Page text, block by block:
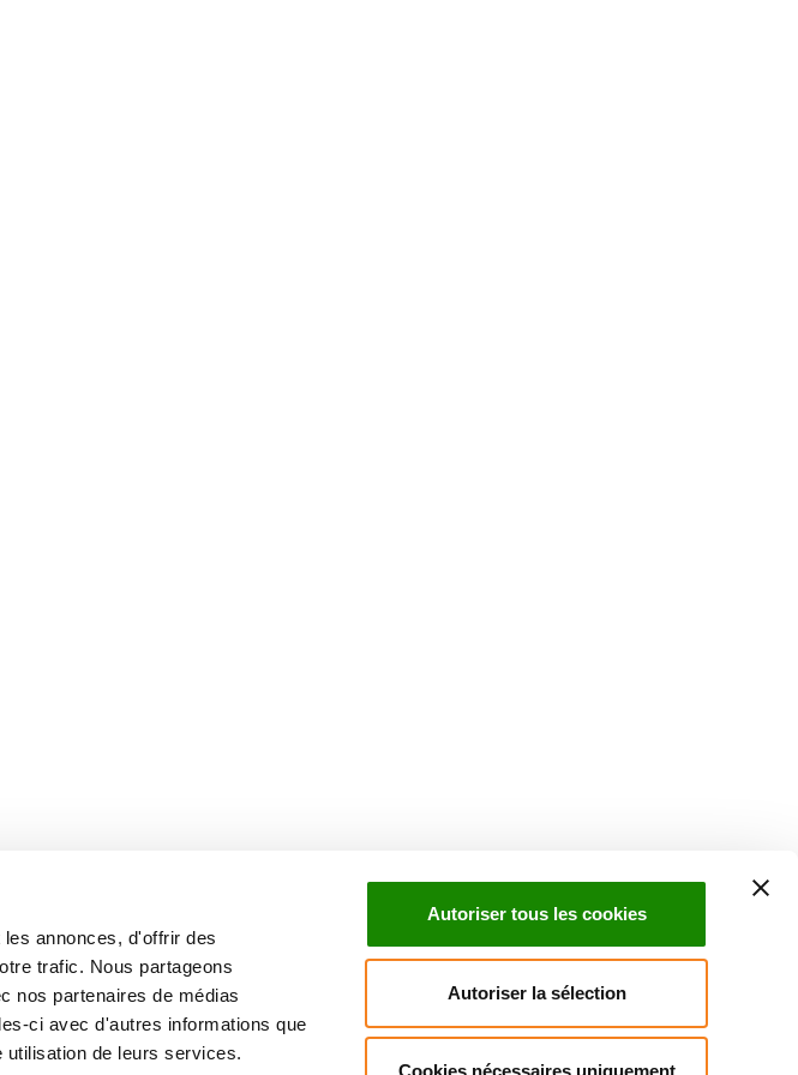
annonces, d'offrir des
trafic. Nous partageons
nos partenaires de médias
ci avec d'autres informations que
de leurs services.
Autoriser tous les cookies
Autoriser la sélection
Cookies nécessaires uniquement